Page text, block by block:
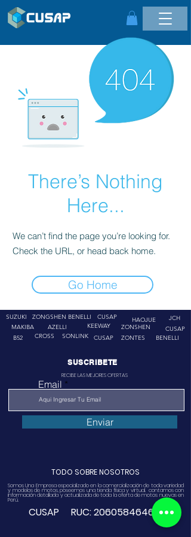
There’s Nothing
Here...
We can’t find the page you’re looking for.
Check the URL, or head back home.
Go Home
SUZUKI
ZONGSHEN
MAKIBA
AZELLI
BENELLI
CUSAP
KEEWAY
B52
CROSS SONLINK CUSAP
HAOJUE
JCH
ZONSHEN
ZONTES
CUSAP
BENELLI
SUSCRIBETE
RECIBE LAS MEJORES OFERTAS
Email
Enviar
TODO SOBRE NOSOTROS
Somos Una Empresa especializado en la comercialización de toda variedad
y modelos de motos, poseemos una tienda física y virtual. contamos con
información detallada y actualizada de toda la oferta de motos nuevas en
Perú.
CUSAP RUC:20605846468